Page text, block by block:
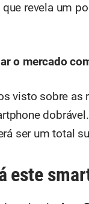
revela um
o mercado
visto sobre as
ser um total
este